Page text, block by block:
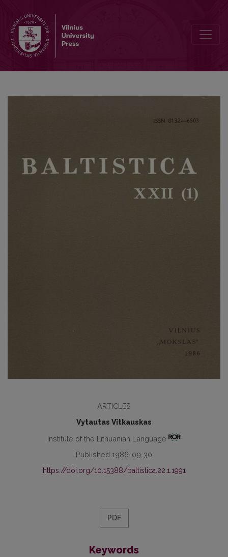
ARTICLES
Vytautas Vitkauskas
Institute of the Lithuanian Language
Published 1986-09-30
https://doi.org/10.15388/baltistica.22.1.1991
PDF
Keywords